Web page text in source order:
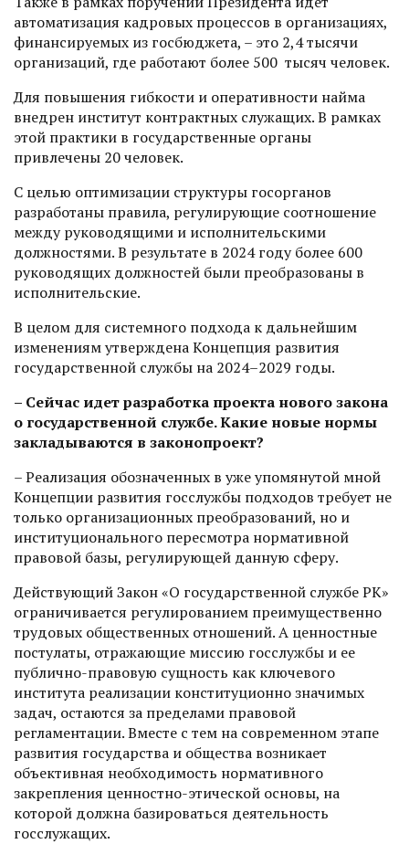
автоматизация кадровых процессов в организациях,
финансируемых из госбюджета, – это 2,4 тысячи
организаций, где работают более 500 тысяч человек.
Для повышения гибкости и оперативности найма
внедрен институт контрактных служащих. В рамках
этой практики в государственные органы
привлечены 20 человек.
С целью оптимизации структуры госорганов
разработаны правила, регулирующие соотношение
между руководящими и исполнительскими
должностями. В результате в 2024 году более 600
руководящих должностей были преобразованы в
исполнительские.
В целом для системного подхода к дальнейшим
изменениям утверждена Концепция развития
государственной службы на 2024–2029 годы.
– Сейчас идет разработка проекта нового закона
о государственной службе. Какие новые нормы
закладываются в законопроект?
– Реализация обозначенных в уже упомянутой мной
Концепции развития госслужбы подходов требует не
только организационных преобразований, но и
институционального пересмотра нормативной
правовой базы, регулирующей данную сферу.
Действующий Закон «О государственной службе РК»
ограничивается регулированием преимущественно
трудовых общественных отношений. А ценностные
постулаты, отражающие миссию госслужбы и ее
публично-правовую сущность как ключевого
института реа­лизации конституционно значимых
задач, остаются за пределами правовой
регламентации. Вместе с тем на современном этапе
развития государства и общества возникает
объективная необходимость нормативного
закрепления ценностно-этической основы, на
которой должна базироваться деятельность
госслужащих.